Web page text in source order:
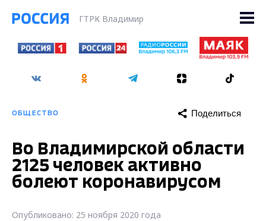
ГТРК Владимир
ОБЩЕСТВО Поделиться
Во Владимирской области
2125 человек активно
болеют коронавирусом
Опубликовано: 25 ноября 2020 года